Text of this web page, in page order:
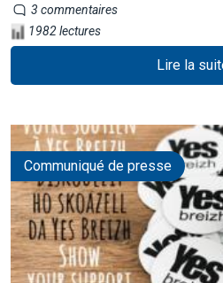
3 commentaires
1982 lectures
Lire la
Communiqué de presse